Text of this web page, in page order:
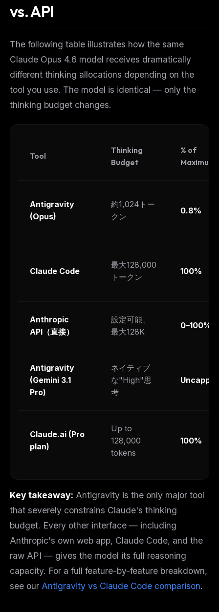
vs. API
The following table illustrates how the same
Claude Opus 4.6 model receives dramatically
different thinking allocations depending on the
tool you use. The model is identical — only the
thinking budget changes.
Tool
Thinking
Budget
% of
Maximum
Antigravity
(Opus)
約1,024トー
クン
0.8%
Claude Code
最大128,000
トークン
100%
Anthropic
API（直接）
設定可能、
最大128K
0–100%
Antigravity
(Gemini 3.1
Pro)
ネイティブ
な"High"思
考
Claude.ai (Pro
plan)
Up to
128,000
tokens
100%
Key takeaway: Antigravity is the only major tool
that severely constrains Claude's thinking
budget. Every other interface — including
Anthropic's own web app, Claude Code, and the
raw API — gives the model its full reasoning
capacity. For a full feature-by-feature breakdown,
see our Antigravity vs Claude Code comparison.
The weekly digest for
Curated MCP picks, agent skills, rules, and LLM
Email address
Get the weekly digest
No spam. Unsubscribe in one click.